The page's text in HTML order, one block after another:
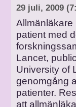
29 juli, 2009
Allmänläkare
patient med
Lancet,
University of
genomgång
patienter.
att